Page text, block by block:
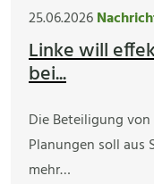
25.06.2026
Linke will
bei...
Die Beteiligung
Planungen soll aus
mehr…